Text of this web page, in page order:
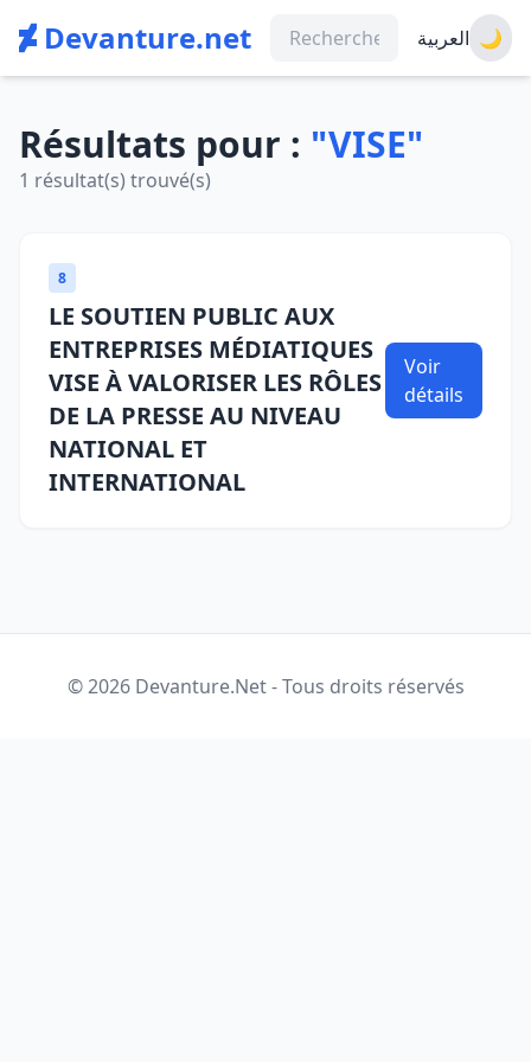
Devanture.net العربية 🌙
Résultats pour : "VISE"
1 résultat(s) trouvé(s)
8
LE SOUTIEN PUBLIC AUX
ENTREPRISES MÉDIATIQUES
VISE À VALORISER LES RÔLES
DE LA PRESSE AU NIVEAU
NATIONAL ET
INTERNATIONAL
Voir
détails
© 2026 Devanture.Net - Tous droits réservés